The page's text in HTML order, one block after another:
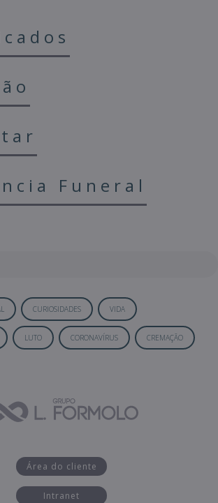
Funeral
CURIOSIDADES VIDA
LUTO CORONAVÍRUS CREMAÇÃO
Área do cliente
Intranet